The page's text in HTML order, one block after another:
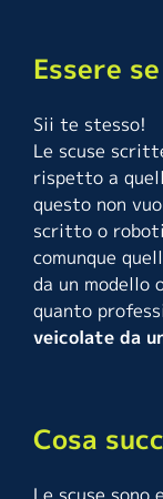
Essere
Sii te stesso!
Le scuse
rispetto a
questo non
scritto o
comunque
da un modello
quanto
veicolate da
Cosa